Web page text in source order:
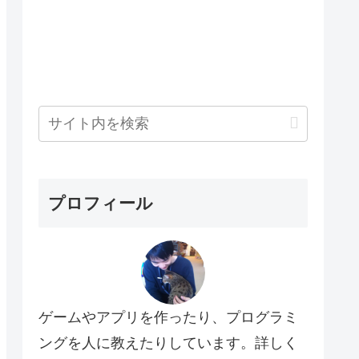
プロフィール
ゲームやアプリを作ったり、プログラミ
ングを人に教えたりしています。詳しく